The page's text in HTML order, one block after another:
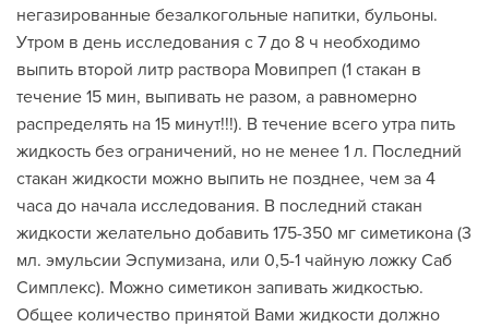
негазированные безалкогольные напитки, бульоны.
Утром в день исследования с 7 до 8 ч необходимо
выпить второй литр раствора Мовипреп (1 стакан в
течение 15 мин, выпивать не разом, а равномерно
распределять на 15 минут!!!). В течение всего утра пить
жидкость без ограничений, но не менее 1 л. Последний
стакан жидкости можно выпить не позднее, чем за 4
часа до начала исследования. В последний стакан
жидкости желательно добавить 175-350 мг симетикона (3
мл. эмульсии Эспумизана, или 0,5-1 чайную ложку Саб
Симплекс). Можно симетикон запивать жидкостью.
Общее количество принятой Вами жидкости должно